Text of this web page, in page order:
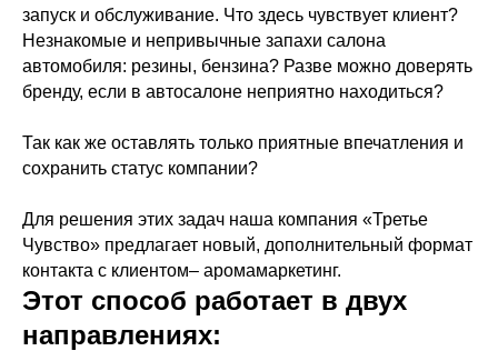
запуск и обслуживание. Что здесь чувствует клиент?
Незнакомые и непривычные запахи салона
автомобиля: резины, бензина? Разве можно доверять
бренду, если в автосалоне неприятно находиться?
Так как же оставлять только приятные впечатления и
сохранить статус компании?
Для решения этих задач наша компания «Третье
Чувство» предлагает новый, дополнительный формат
контакта с клиентом– аромамаркетинг.
Этот способ работает в двух
направлениях: